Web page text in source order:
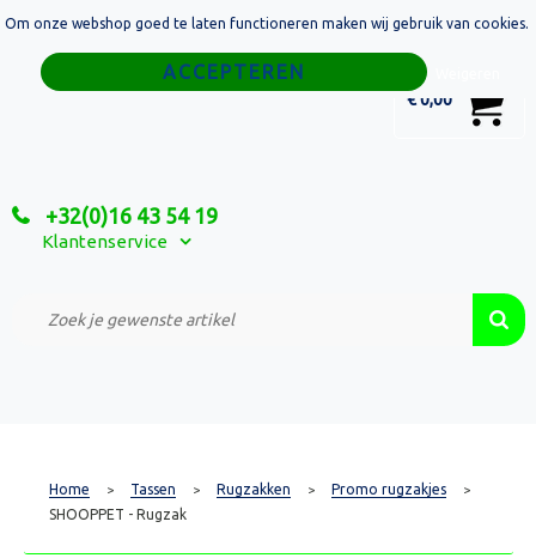
€ 0,00
+32(0)16 43 54 19
Klantenservice
Home
Relatiegeschenken
Custom Made Projecten
Home > Tassen > Rugzakken > Promo rugzakjes >
SHOOPPET - Rugzak
Om onze webshop goed te laten functioneren maken wij gebruik van cookies.